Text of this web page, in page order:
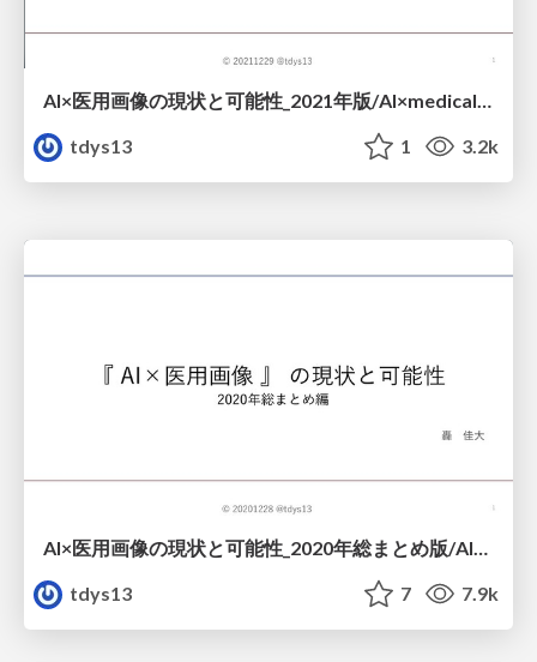
AI×医用画像の現状と可能性_2021年版/AI×medical_imaging_in_japan_2021
tdys13
1 3.2k
AI×医用画像の現状と可能性_2020年総まとめ版/AI×medical_imaging_in_japan_2020
tdys13
7 7.9k